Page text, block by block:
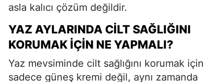
asla kalıcı çözüm değildir.
YAZ AYLARINDA CILT SAĞLIĞINI
KORUMAK İÇIN NE YAPMALI?
Yaz mevsiminde cilt sağlığını korumak için
sadece güneş kremi değil, aynı zamanda